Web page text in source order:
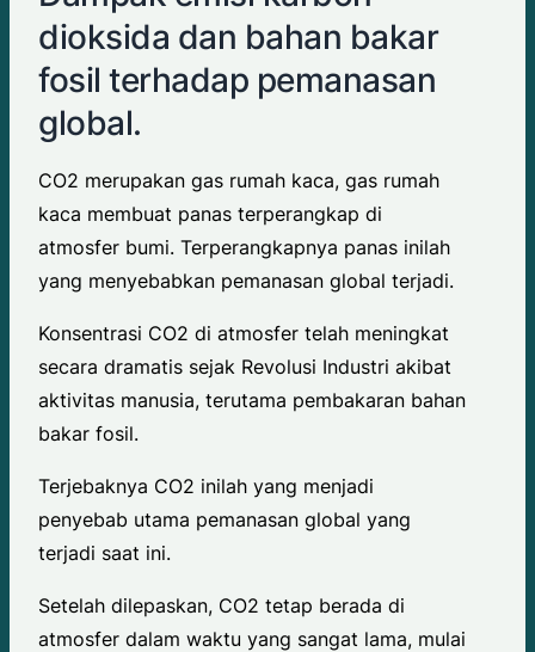
dioksida dan bahan bakar
fosil terhadap pemanasan
global.
CO2 merupakan gas rumah kaca, gas rumah
kaca membuat panas terperangkap di
atmosfer bumi. Terperangkapnya panas inilah
yang menyebabkan pemanasan global terjadi.
Konsentrasi CO2 di atmosfer telah meningkat
secara dramatis sejak Revolusi Industri akibat
aktivitas manusia, terutama pembakaran bahan
bakar fosil.
Terjebaknya CO2 inilah yang menjadi
penyebab utama pemanasan global yang
terjadi saat ini.
Setelah dilepaskan, CO2 tetap berada di
atmosfer dalam waktu yang sangat lama, mulai